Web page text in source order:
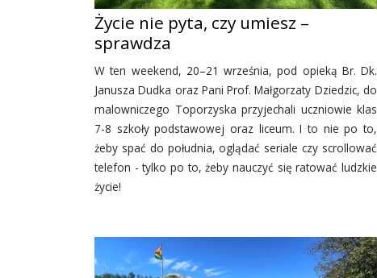
Życie nie pyta, czy umiesz –
sprawdza
W ten weekend, 20–21 września, pod opieką Br. Dk.
Janusza Dudka oraz Pani Prof. Małgorzaty Dziedzic, do
malowniczego Toporzyska przyjechali uczniowie klas
7-8 szkoły podstawowej oraz liceum. I to nie po to,
żeby spać do południa, oglądać seriale czy scrollować
telefon - tylko po to, żeby nauczyć się ratować ludzkie
życie!